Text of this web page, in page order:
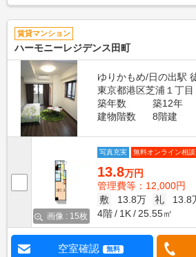
賃貸マンション
ハーモニーレジデンス田町
ゆりかもめ/日の出駅
東京都港区芝浦１丁目
築年数
築12年
建物階数
8階建
画像 : 15枚
写真充実 無料オンライン相
13.8万円
管理費等：12,000円
敷
13.8万 礼
13.8
4階
1K 25.55㎡
空室確認 無料